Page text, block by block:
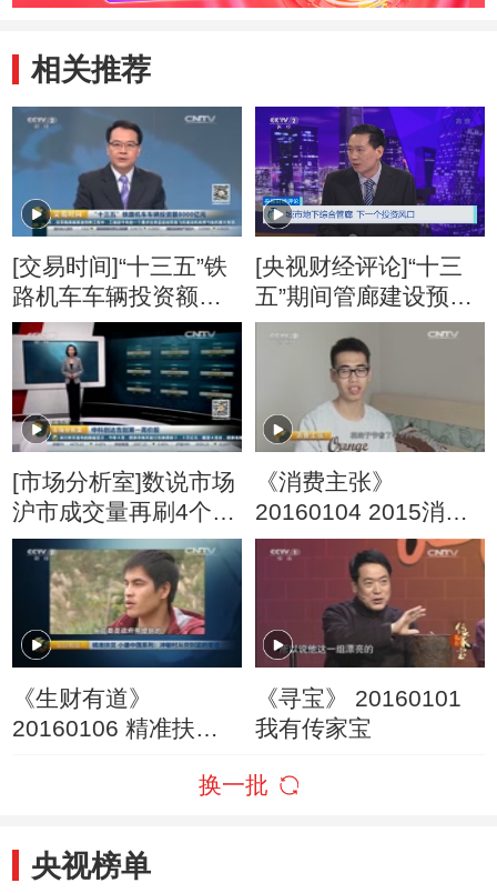
相关推荐
[交易时间]“十三五”铁
路机车车辆投资额
8000亿元
[央视财经评论]“十三
五”期间管廊建设预计
年新增2000公里
[市场分析室]数说市场
沪市成交量再刷4个月
新低
《消费主张》
20160104 2015消费
潮流最前沿——智能
《生财有道》
20160106 精准扶贫
村从穷到富的变迁
《寻宝》 20160101
我有传家宝
换一批
央视榜单